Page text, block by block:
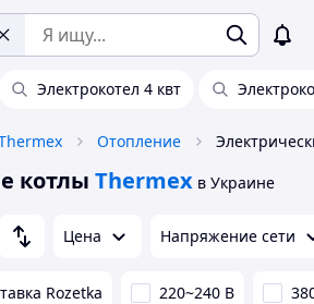
Электрокотел 4 квт
Отопление
котлы Thermex в Украине
Цена Напряжение сети
Rozetka 220~240 В